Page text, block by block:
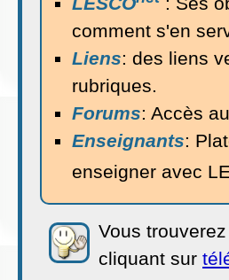
comment s'en
Liens: des liens
rubriques.
Forums: Accès
Enseignants:
enseigner avec
Vous
cliquant sur